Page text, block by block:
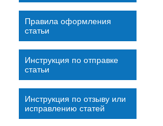
Правила оформления
статьи
Инструкция по отправке
статьи
Инструкция по отзыву или
исправлению статей